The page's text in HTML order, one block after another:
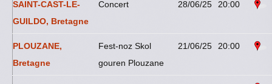
SAINT-CAST-LE-
GUILDO, Bretagne
Concert 28/06/25 20:00
PLOUZANE,
Bretagne
Fest-noz Skol
gouren Plouzane
21/06/25 20:00